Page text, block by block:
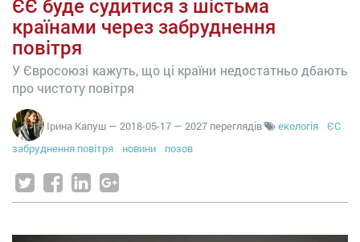
ЄЄ буде судитися з шістьма
країнами через забруднення
повітря
У Євросоюзі кажуть, що ці країни недостатньо дбають
про чистоту повітря
Ірина Капуш — 2018-05-17 — 2027 переглядів екологія
ЄС
забруднення повітря
новини позов